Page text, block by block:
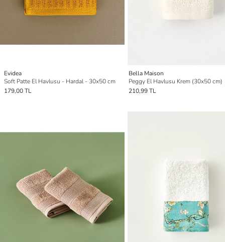
Evidea
Soft Patte El Havlusu - Hardal - 30x50 cm
179,00 TL
Bella Maison
Peggy El Havlusu Krem (30x50 cm)
210,99 TL